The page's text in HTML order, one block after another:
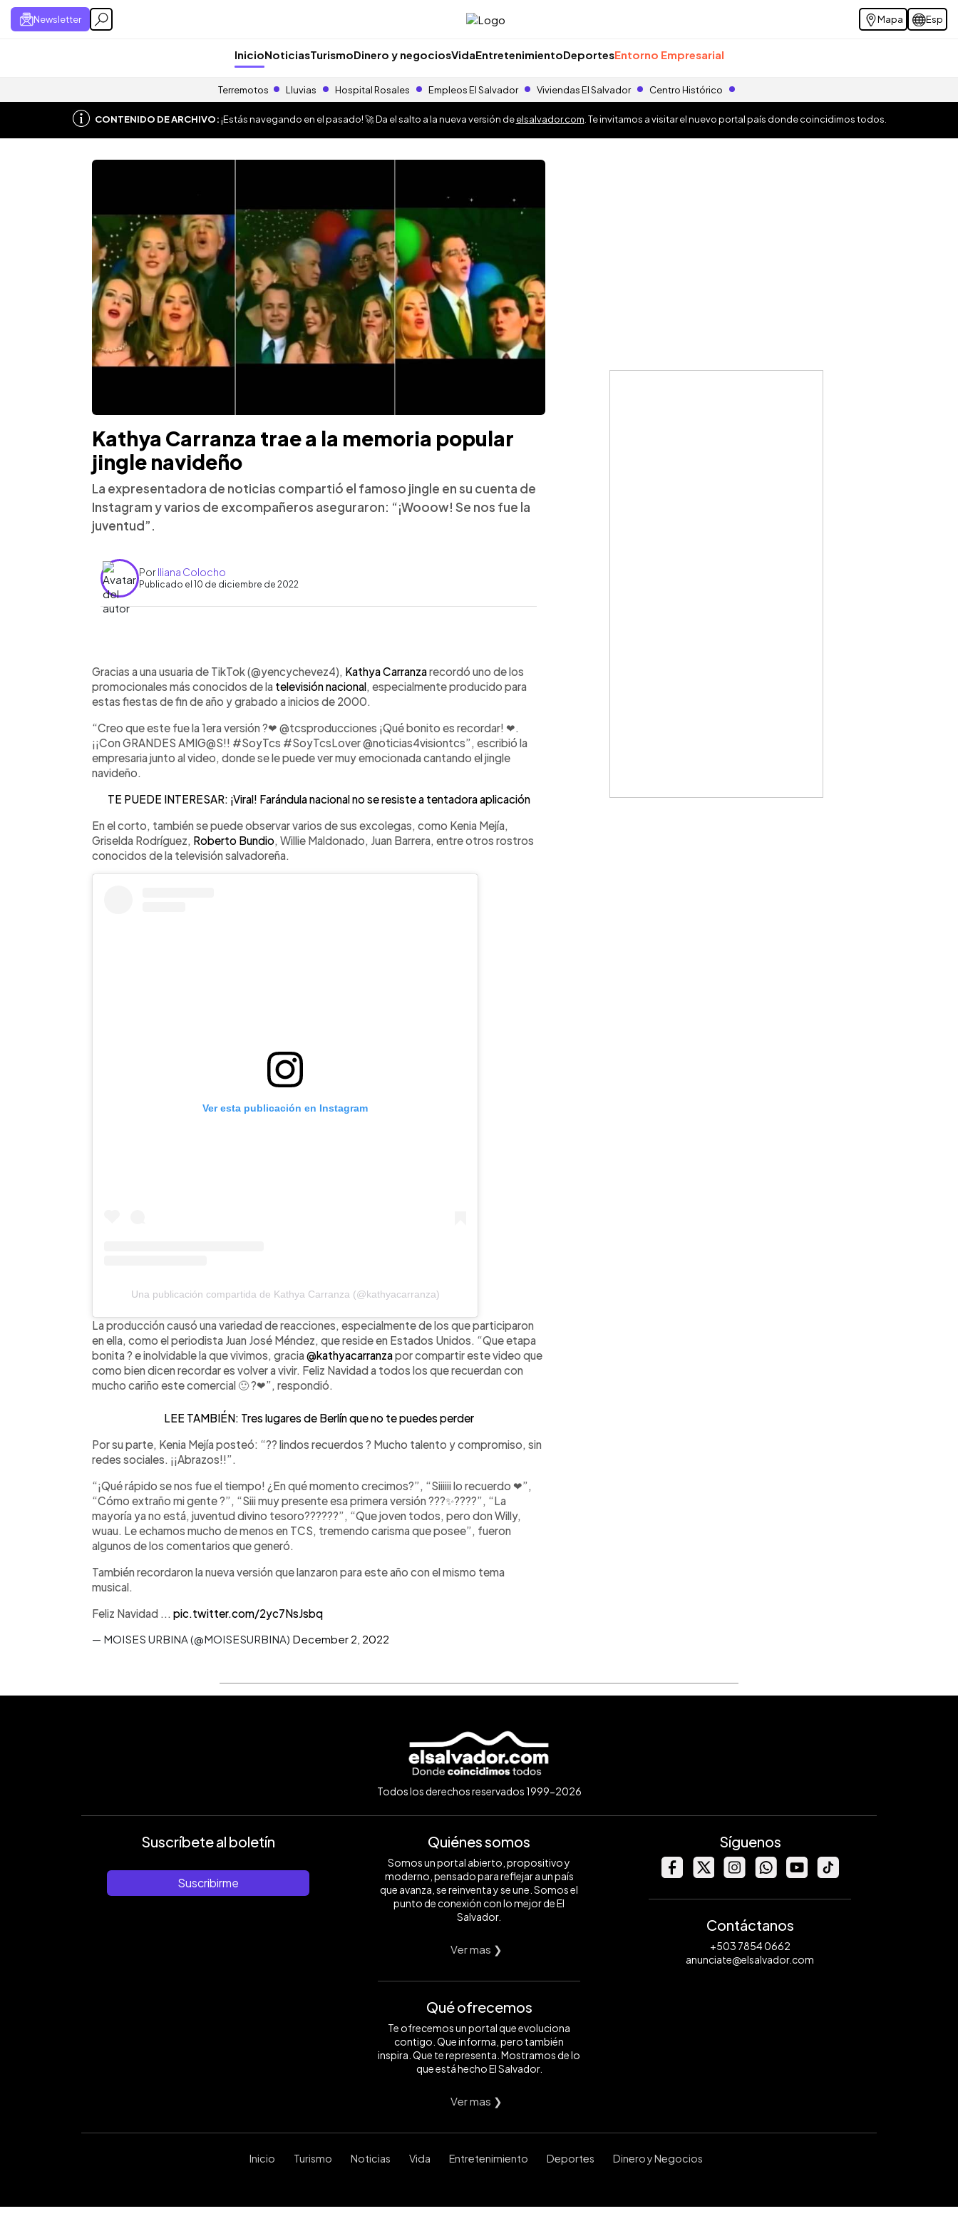
Newsletter Mapa Esp
InicioNoticiasTurismoDinero y negociosVidaEntretenimientoDeportesEntorno Empresarial
Terremotos Lluvias Hospital Rosales Empleos El Salvador Viviendas El Salvador Centro Histórico
CONTENIDO DE ARCHIVO:¡Estás navegando en el pasado! 🚀 Da el salto a la nueva versión deelsalvador.com . Te invitamos a visitar el nuevo portal país donde coincidimos todos.
Kathya Carranza trae a la memoria popular
jingle navideño
La expresentadora de noticias compartió el famoso jingle en su cuenta de
Instagram y varios de excompañeros aseguraron: “¡Wooow! Se nos fue la
juventud”.
PorIliana Colocho
Publicado el 10 de diciembre de 2022
Escuchar artículo
Gracias a una usuaria de TikTok (@yencychevez4), Kathya Carranzarecordó uno de los
promocionales más conocidos de la televisión nacional , especialmente producido para
estas fiestas de fin de año y grabado a inicios de 2000.
“Creo que este fue la 1era versión ?❤ @tcsproducciones ¡Qué bonito es recordar! ❤.
¡¡Con GRANDES AMIG@S!! #SoyTcs #SoyTcsLover @noticias4visiontcs”, escribió la
empresaria junto al video, donde se le puede ver muy emocionada cantando el jingle
navideño.
TE PUEDE INTERESAR: ¡Viral! Farándula nacional no se resiste a tentadora aplicación
En el corto, también se puede observar varios de sus excolegas, como Kenia Mejía,
Griselda Rodríguez, Roberto Bundio , Willie Maldonado, Juan Barrera, entre otros rostros
conocidos de la televisión salvadoreña.
Ver esta publicación en Instagram
Una publicación compartida de Kathya Carranza (@kathyacarranza)
La producción causó una variedad de reacciones, especialmente de los que participaron
en ella, como el periodista Juan José Méndez, que reside en Estados Unidos. “Que etapa
bonita ? e inolvidable la que vivimos, gracia@kathyacarranzapor compartir este video que
como bien dicen recordar es volver a vivir. Feliz Navidad a todos los que recuerdan con
mucho cariño este comercial 🙂 ?❤”, respondió.
LEE TAMBIÉN: Tres lugares de Berlín que no te puedes perder
Por su parte, Kenia Mejía posteó: “?? lindos recuerdos ? Mucho talento y compromiso, sin
redes sociales. ¡¡Abrazos!!”.
“¡Qué rápido se nos fue el tiempo! ¿En qué momento crecimos?”, “Siiiiii lo recuerdo ❤”,
“Cómo extraño mi gente ?”, “Siii muy presente esa primera versión ???✨????”, “La
mayoría ya no está, juventud divino tesoro??????”, “Que joven todos, pero don Willy,
wuau. Le echamos mucho de menos en TCS, tremendo carisma que posee”, fueron
algunos de los comentarios que generó.
También recordaron la nueva versión que lanzaron para este año con el mismo tema
musical.
Feliz Navidad ... pic.twitter.com/2yc7NsJsbq
— MOISES URBINA (@MOISESURBINA) December 2, 2022
Todos los derechos reservados 1999-2026
Suscríbete al boletín
Suscribirme
Quiénes somos
Somos un portal abierto, propositivo y
moderno, pensado para reflejar a un país
que avanza, se reinventa y se une. Somos el
punto de conexión con lo mejor de El
Salvador.
Ver mas ❯
Qué ofrecemos
Te ofrecemos un portal que evoluciona
contigo. Que informa, pero también
inspira. Que te representa. Mostramos de lo
que está hecho El Salvador.
Ver mas ❯
Síguenos
Contáctanos
+503 7854 0662
anunciate@elsalvador.com
Inicio Turismo Noticias Vida Entretenimiento Deportes Dinero y Negocios